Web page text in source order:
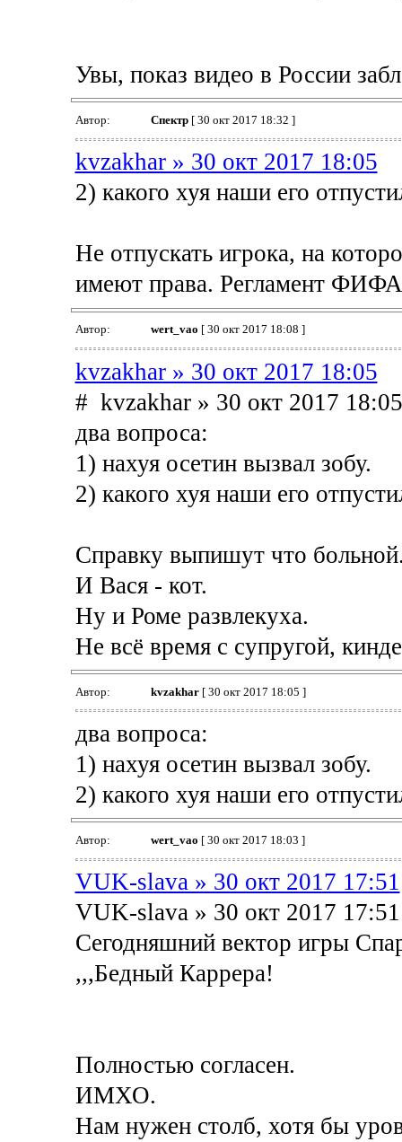
Увы, показ видео в России
Автор: Спектр[ 30 окт 2017 18:32 ]
kvzakhar » 30 окт 2017 18:05
2) какого хуя наши его
Не отпускать игрока, на
имеют права. Регламент ФИФА
Автор: wert_vao [ 30 окт 2017 18:08 ]
kvzakhar » 30 окт 2017 18:05
# kvzakhar » 30 окт 2017 18:05
два вопроса:
1) нахуя осетин вызвал зобу.
2) какого хуя наши его
Справку выпишут что
И Вася - кот.
Ну и Роме развлекуха.
Не всё время с супругой,
Автор: kvzakhar[ 30 окт 2017 18:05 ]
два вопроса:
1) нахуя осетин вызвал зобу.
2) какого хуя наши его
Автор: wert_vao [ 30 окт 2017 18:03 ]
VUK-slava » 30 окт 2017 17:51
VUK-slava » 30 окт 2017 17:51
Сегодняшний вектор игры
,,,Бедный Каррера!
Полностью согласен.
ИМХО.
Нам нужен столб, хотя бы